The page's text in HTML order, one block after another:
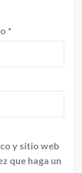
*
y sitio web
que haga un